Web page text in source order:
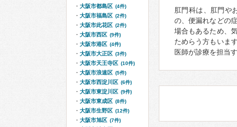
肛門科は、肛門や
の、便漏れなどの
場合もあるため、
ためらう方もいま
医師が診療を担当
大阪市都島区 (4件)
大阪市福島区 (2件)
大阪市此花区 (2件)
大阪市西区 (9件)
大阪市港区 (4件)
大阪市大正区 (3件)
大阪市天王寺区 (10件)
大阪市浪速区 (5件)
大阪市西淀川区 (6件)
大阪市東淀川区 (9件)
大阪市東成区 (8件)
大阪市生野区 (12件)
大阪市旭区 (7件)